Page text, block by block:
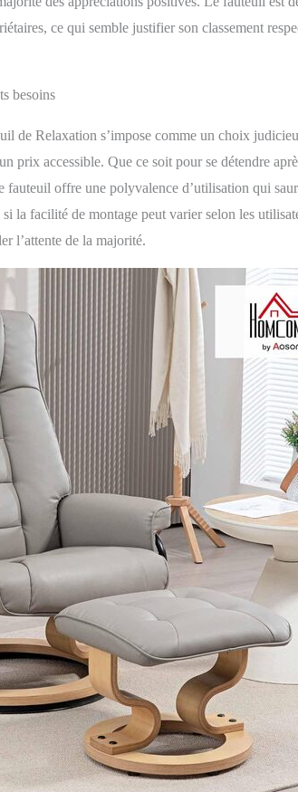
ce qui semble justifier son classement
besoins
de Relaxation s’impose comme un choix
prix accessible. Que ce soit pour se détendre
fauteuil offre une polyvalence d’utilisation qui
la facilité de montage peut varier selon les
l’attente de la majorité.